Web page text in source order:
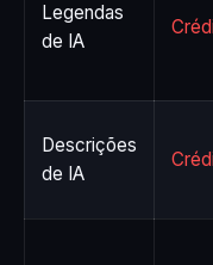
Legendas
de IA
Descrições
de IA